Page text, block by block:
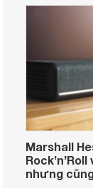
Marshall
nhưng